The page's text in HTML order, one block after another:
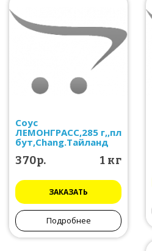
Соус
ЛЕМОНГРАСС,285 г,,пл
бут,Chang.Тайланд
370р. 1 кг
ЗАКАЗАТЬ
Подробнее